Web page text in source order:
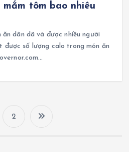
tôm bao nhiêu
ăn dân dã và được nhiều người
được số lượng calo trong món ăn
2